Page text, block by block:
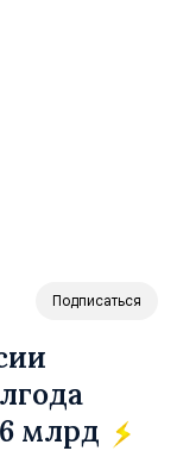
Подписаться
млрд